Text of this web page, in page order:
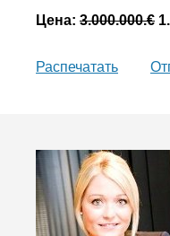
Цена: 3.000.000.€
Распечатать